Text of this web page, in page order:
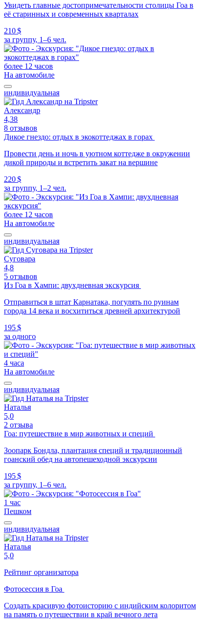
Увидеть главные достопримечательности столицы Гоа в
её старинных и современных кварталах
210 $
за группу, 1–6 чел.
более 12 часов
На автомобиле
индивидуальная
Александр
4,38
8 отзывов
Дикое гнездо: отдых в экокоттеджах в горах
Провести день и ночь в уютном коттедже в окружении
дикой природы и встретить закат на вершине
220 $
за группу, 1–2 чел.
более 12 часов
На автомобиле
индивидуальная
Суговара
4,8
5 отзывов
Из Гоа в Хампи: двухдневная экскурсия
Отправиться в штат Карнатака, погулять по руинам
города 14 века и восхититься древней архитектурой
195 $
за одного
4 часа
На автомобиле
индивидуальная
Наталья
5,0
2 отзыва
Гоа: путешествие в мир животных и специй
Зоопарк Бондла, плантация специй и традиционный
гоанский обед на автопешеходной экскурсии
195 $
за группу, 1–6 чел.
1 час
Пешком
индивидуальная
Наталья
5,0
Рейтинг организатора
Фотосессия в Гоа
Создать красивую фотоисторию с индийским колоритом
на память о путешествии в край вечного лета